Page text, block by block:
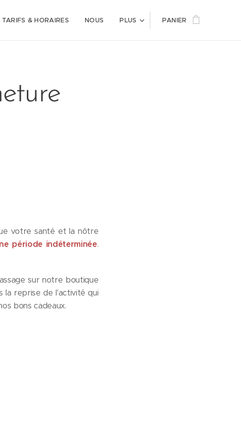
TARIFS & HORAIRES NOUS PLUS PANIER
votre santé et la nôtre
période indéterminée.
sur notre boutique
la reprise de l'activité qui
bons cadeaux.